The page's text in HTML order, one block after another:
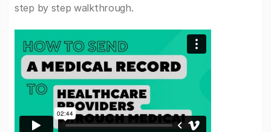
step by step walkthrough.